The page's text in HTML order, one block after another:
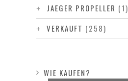
JAEGER PROPELLER (1)
VERKAUFT (258)
WIE KAUFEN?